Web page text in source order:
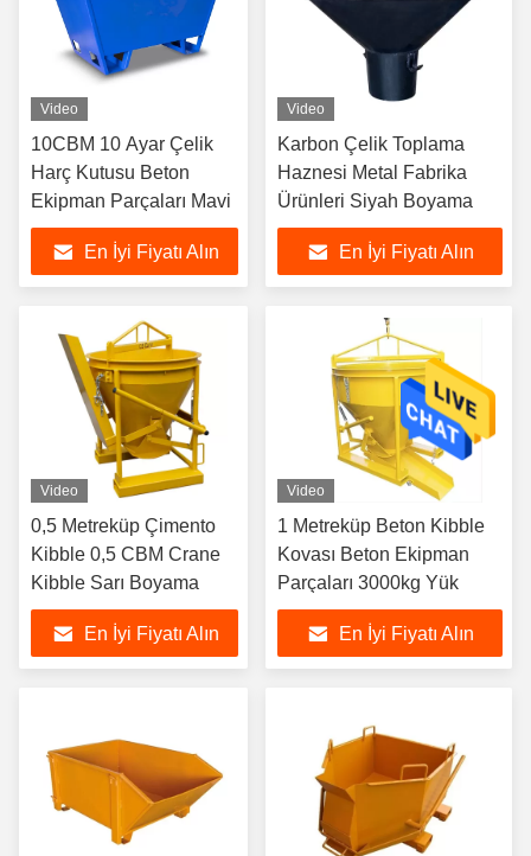
Video
10CBM 10 Ayar Çelik
Harç Kutusu Beton
Ekipman Parçaları Mavi
En İyi Fiyatı Alın
Video
Karbon Çelik Toplama
Haznesi Metal Fabrika
Ürünleri Siyah Boyama
En İyi Fiyatı Alın
Video
0,5 Metreküp Çimento
Kibble 0,5 CBM Crane
Kibble Sarı Boyama
En İyi Fiyatı Alın
Video
1 Metreküp Beton Kibble
Kovası Beton Ekipman
Parçaları 3000kg Yük
En İyi Fiyatı Alın